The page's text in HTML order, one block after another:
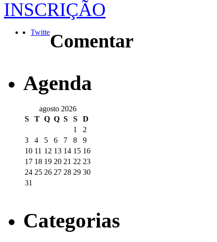
INSCRIÇÃO
TwitteComentar
Agenda
agosto 2026
S
T Q Q S S
D
1
2
3
4 5 6 7 8
9
10 11 12 13 14 15 16
17 18 19 20 21 22 23
24 25 26 27 28 29 30
31
Categorias